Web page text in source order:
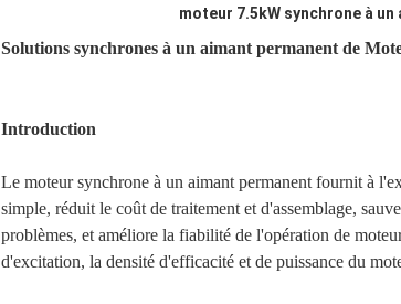
moteur 7.5kW synchrone à
Solutions synchrones à un aimant permanent de
Introduction
Le moteur synchrone à un aimant permanent fournit à
simple, réduit le coût de traitement et d'assemblage,
problèmes, et améliore la fiabilité de l'opération de
d'excitation, la densité d'efficacité et de puissance du